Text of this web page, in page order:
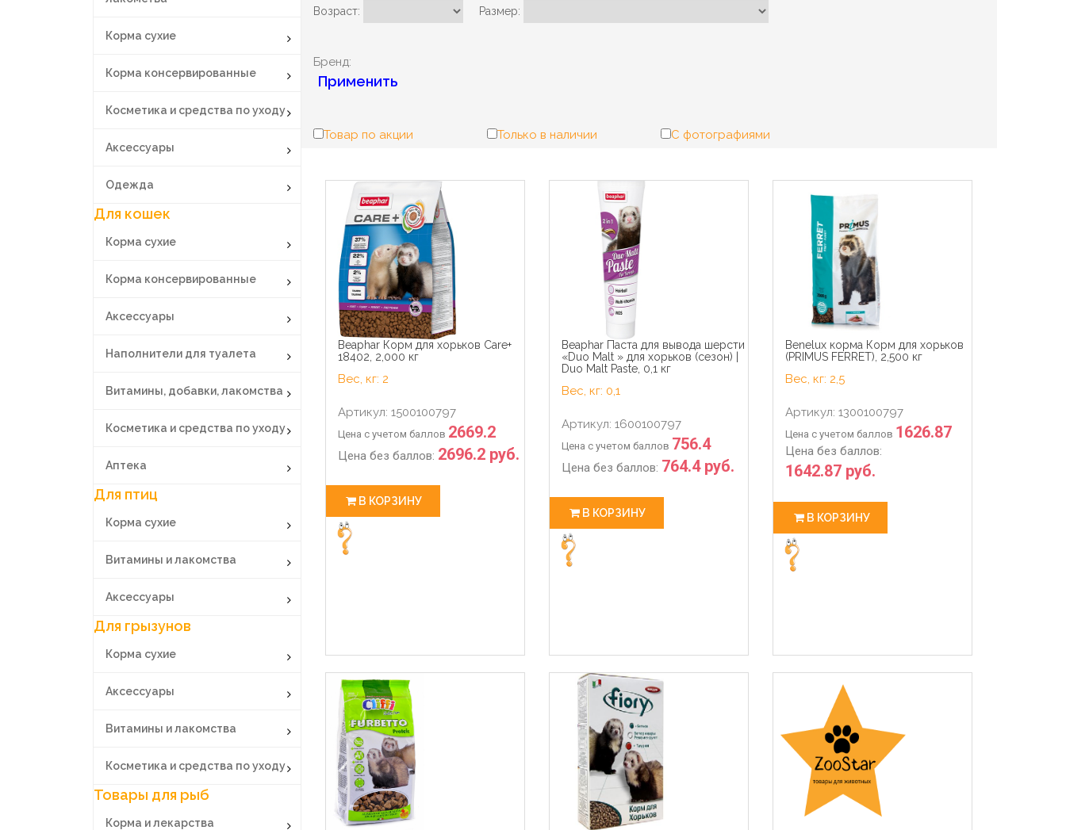
Корма сухие
Корма консервированные
Косметика и средства по уходу
Аксессуары
Одежда
Для кошек
Корма сухие
Корма консервированные
Аксессуары
Наполнители для туалета
Витамины, добавки, лакомства
Косметика и средства по уходу
Аптека
Для птиц
Корма сухие
Витамины и лакомства
Аксессуары
Для грызунов
Корма сухие
Аксессуары
Витамины и лакомства
Косметика и средства по уходу
Товары для рыб
Корма и лекарства
Возраст: Размер:
Бренд:
Применить
Товар по акции Только в наличии С фотографиями
Beaphar Корм для хорьков Care+
18402, 2,000 кг
Вес, кг: 2
Артикул: 1500100797
Цена с учетом баллов 2669.2
Цена без баллов: 2696.2 руб.
В КОРЗИНУ
Beaphar Паста для вывода шерсти
«Duo Malt » для хорьков (сезон) |
Duo Malt Paste, 0,1 кг
Вес, кг: 0,1
Артикул: 1600100797
Цена с учетом баллов 756.4
Цена без баллов: 764.4 руб.
В КОРЗИНУ
Benelux корма Корм для хорьков
(PRIMUS FERRET), 2,500 кг
Вес, кг: 2,5
Артикул: 1300100797
Цена с учетом баллов 1626.87
Цена без баллов:
1642.87 руб.
В КОРЗИНУ